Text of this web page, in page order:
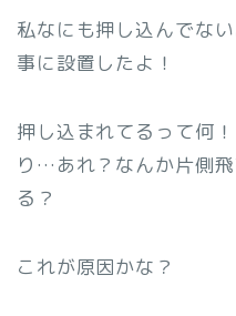
私なにも押し込んでな
事に設置したよ！
押し込まれてるって何
り…あれ？なんか片側
る？
これが原因かな？